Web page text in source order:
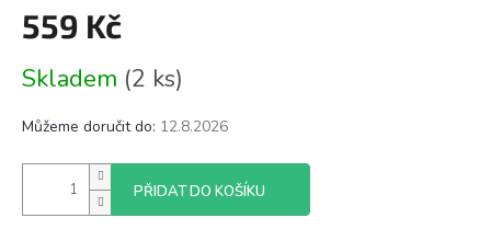
559 Kč
cena:
Skladem (2 ks)
Můžeme doručit do: 12.8.2026
PŘIDAT DO KOŠÍKU